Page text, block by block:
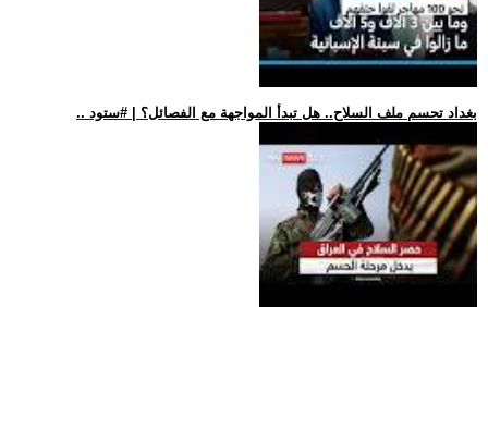
.. بغداد تحسم ملف السلاح.. هل تبدأ المواجهة مع الفصائل؟ | #ستود